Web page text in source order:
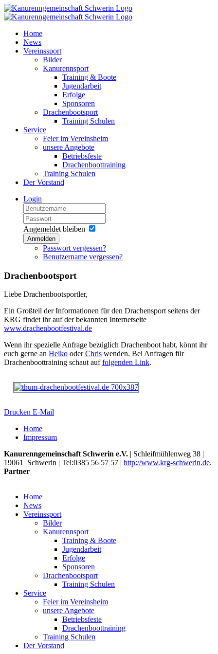
Home
News
Vereinssport
Bilder
Kanurennsport
Training & Boote
Jugendarbeit
Erfolge
Sponsoren
Drachenbootsport
Training Schulen
Service
Feier im Vereinsheim
unsere Angebote
Betriebsfeste
Drachenboottraining
Training Schulen
Der Vorstand
Login
Angemeldet bleiben
Anmelden
Passwort vergessen?
Benutzername vergessen?
Drachenbootsport
Liebe Drachenbootsportler,
Ein Großteil der Informationen für den Drachensport seitens der
KRG findet ihr auf der bekannten Internetseite
www.drachenbootfestival.de
Wenn ihr spezielle Anfrage bezüglich Drachenboot habt, könnt ihr
euch gerne an Heiko oderChris wenden. Bei Anfragen für
Drachenboottraining schaut auffolgenden Link.
Drucken E-Mail
Home
Impressum
Kanurenngemeinschaft Schwerin e.V. | Schleifmühlenweg 38 |
19061 Schwerin | Tel:0385 56 57 57 | http://www.krg-schwerin.de.
Partner
Home
News
Vereinssport
Bilder
Kanurennsport
Training & Boote
Jugendarbeit
Erfolge
Sponsoren
Drachenbootsport
Training Schulen
Service
Feier im Vereinsheim
unsere Angebote
Betriebsfeste
Drachenboottraining
Training Schulen
Der Vorstand